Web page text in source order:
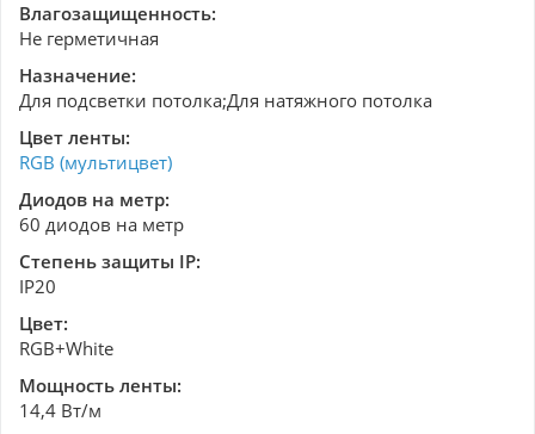
Влагозащищенность:
Не герметичная
Назначение:
Для подсветки потолка;Для натяжного потолка
Цвет ленты:
RGB (мультицвет)
Диодов на метр:
60 диодов на метр
Степень защиты IP:
IP20
Цвет:
RGB+White
Мощность ленты:
14,4 Вт/м